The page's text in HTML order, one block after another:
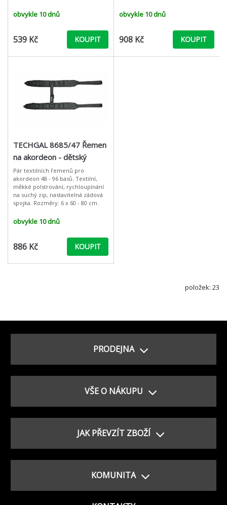
obvykle 10 dnů
539 Kč KOUPIT
obvykle 10 dnů
908 Kč KOUPIT
TECHGAL 8685/47 Řemen
na akordeon - dětský
Pár textilních řemenů pro
akordeon 48 - 96 basů. Textilní,
měkké polstrování, rychloupínání
na suchý zip, nastavitelná zádová
spojka. Rozměry: 6 x 60 - 80 cm.
obvykle 10 dnů
886 Kč KOUPIT
položek: 23
PRODEJNA
VŠE O NÁKUPU
JAK PŘEVZÍT ZBOŽÍ
KOMUNITA